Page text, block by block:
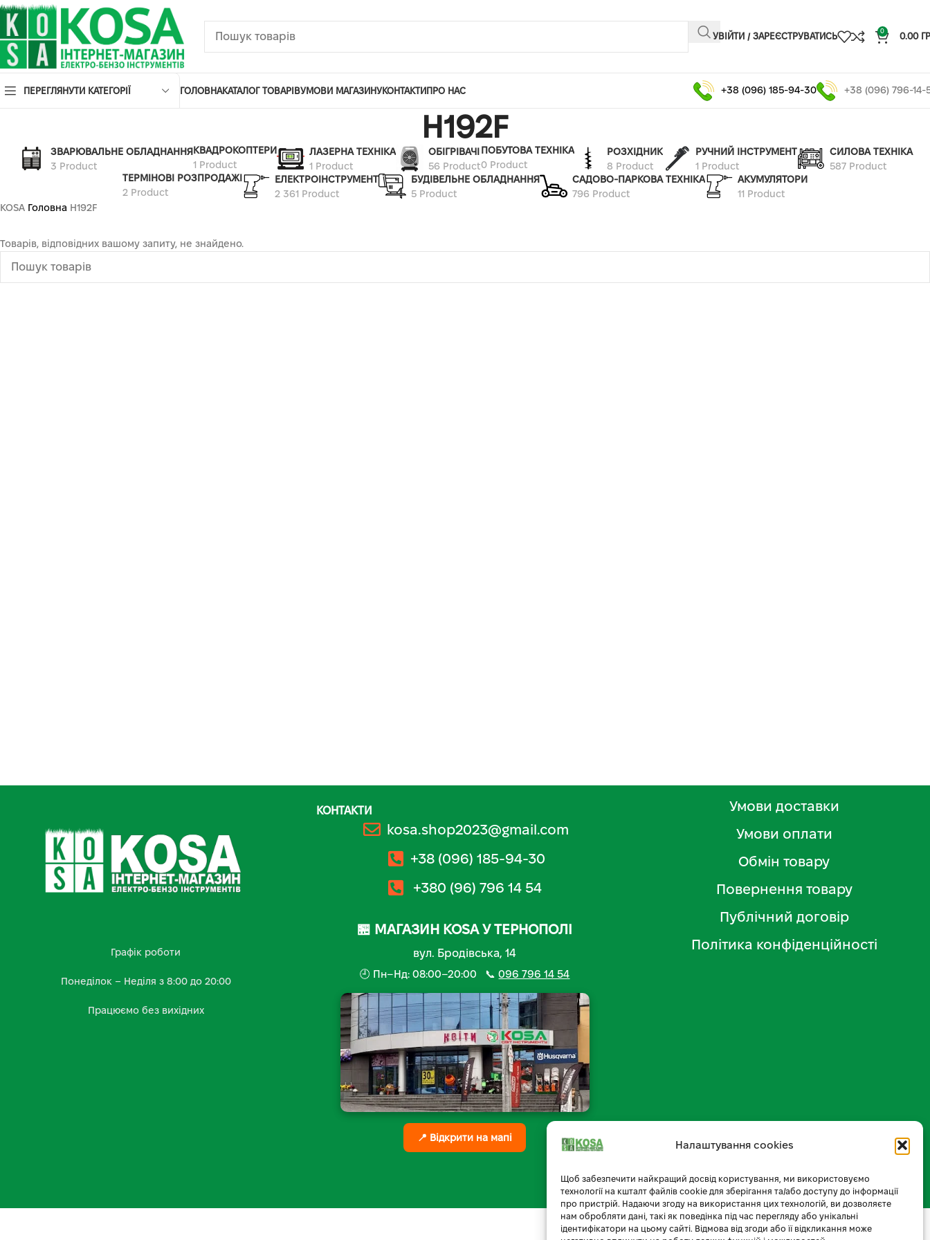
Налаштування cookies
Щоб забезпечити найкращий досвід користування, ми використовуємо
технології на кшталт файлів cookie для зберігання та/або доступу до інформації
про пристрій. Надаючи згоду на використання цих технологій, ви дозволяєте
нам обробляти дані, такі як поведінка під час перегляду або унікальні
ідентифікатори на цьому сайті. Відмова від згоди або її відкликання може
УВІЙТИ / ЗАРЕЄСТРУВАТИСЬ
0
0.00
ПЕРЕГЛЯНУТИ КАТЕГОРІЇ ГОЛОВНАКАТАЛОГ ТОВАРІВУМОВИ МАГАЗИНУКОНТАКТИПРО НАС +38 (096) 185-94-30 +38 (096) 796-14-
H192F
ЗВАРЮВАЛЬНЕ ОБЛАДНАННЯ
3 Product
КВАДРОКОПТЕРИ
1 Product
ЛАЗЕРНА ТЕХНІКА
1 Product
ОБІГРІВАЧІ
56 Product
ПОБУТОВА ТЕХНІКА
0 Product
РОЗХІДНИК
8 Product
РУЧНИЙ ІНСТРУМЕНТ
1 Product
СИЛОВА ТЕХНІКА
587 Product
ТЕРМІНОВІ РОЗПРОДАЖІ
2 Product
ЕЛЕКТРОІНСТРУМЕНТ
2 361 Product
БУДІВЕЛЬНЕ ОБЛАДНАННЯ
5 Product
САДОВО-ПАРКОВА ТЕХНІКА
796 Product
АКУМУЛЯТОРИ
11 Product
KOSA Головна H192F
Товарів, відповідних вашому запиту, не знайдено.
Графік роботи
Понеділок – Неділя з 8:00 до 20:00
Працюємо без вихідних
КОНТАКТИ
kosa.shop2023@gmail.com
+38 (096) 185-94-30
+380 (96) 796 14 54
🏪 МАГАЗИН KOSA У ТЕРНОПОЛІ
вул. Бродівська, 14
🕘 Пн–Нд: 08:00–20:00 📞096 796 14 54
📍 Відкрити на мапі
Умови доставки
Умови оплати
Обмін товару
Повернення товару
Публічний договір
Політика конфіденційності